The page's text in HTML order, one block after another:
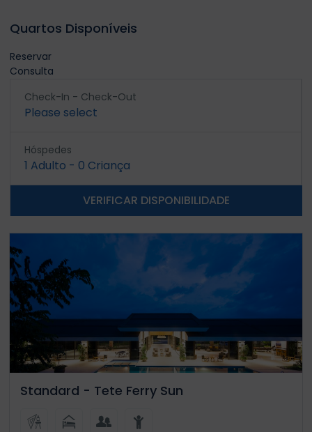
Quartos Disponíveis
Reservar
Consulta
Check-In - Check-Out
Please select
Hóspedes
1 Adulto - 0 Criança
VERIFICAR DISPONIBILIDADE
Standard - Tete Ferry Sun